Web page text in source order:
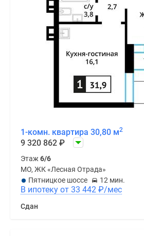
1-комн. квартира 30,80 м2
9 320 862 ₽
Этаж6/6
МО, ЖК «Лесная Отрада»
Пятницкое шоссе
12 мин.
В ипотеку от 33 442 ₽/мес
Сдан